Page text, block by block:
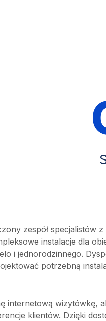
zespół specjalistów
instalacje dla
i jednorodzinnego.
potrzebną
internetową wizytówkę,
klientów. Dzięki